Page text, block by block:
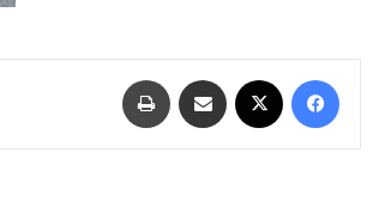
فيسبوك مشاركة عبر البريد